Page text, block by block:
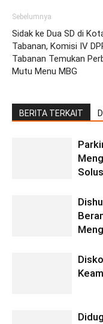
Sebelumnya
Sidak ke Dua SD di
Tabanan, Komisi IV
Tabanan Temukan
Mutu Menu MBG
BERITA TERKAIT